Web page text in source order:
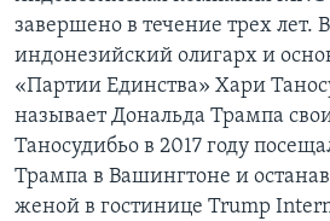
завершено в течение трех лет.
индонезийский олигарх и
«Партии Единства» Хари
называет Дональда Трампа
Таносудибьо в 2017 году
Трампа в Вашингтоне и
женой в гостинице Trump